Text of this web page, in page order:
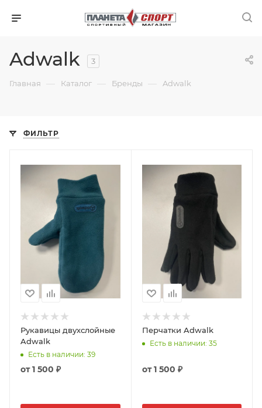
Adwalk 3
Главная — Каталог — Бренды — Adwalk
ФИЛЬТР
Рукавицы двухслойные
Adwalk
Есть в наличии: 39
от1 500 ₽
Перчатки Adwalk
Есть в наличии: 35
от1 500 ₽